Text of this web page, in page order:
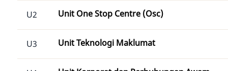
U2 Unit One Stop Centre (Osc)
U3 Unit Teknologi Maklumat